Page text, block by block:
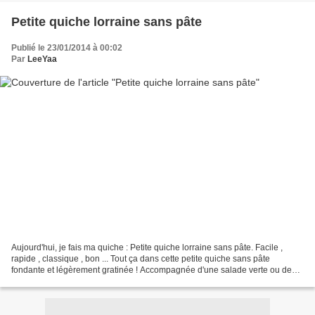
Petite quiche lorraine sans pâte
Publié le 23/01/2014 à 00:02
Par LeeYaa
Aujourd'hui, je fais ma quiche : Petite quiche lorraine sans pâte. Facile ,
rapide , classique , bon ... Tout ça dans cette petite quiche sans pâte
fondante et légèrement gratinée ! Accompagnée d'une salade verte ou de